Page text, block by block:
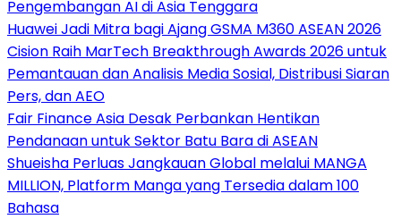
Pengembangan AI di Asia Tenggara
Huawei Jadi Mitra bagi Ajang GSMA M360 ASEAN 2026
Cision Raih MarTech Breakthrough Awards 2026 untuk
Pemantauan dan Analisis Media Sosial, Distribusi Siaran
Pers, dan AEO
Fair Finance Asia Desak Perbankan Hentikan
Pendanaan untuk Sektor Batu Bara di ASEAN
Shueisha Perluas Jangkauan Global melalui MANGA
MILLION, Platform Manga yang Tersedia dalam 100
Bahasa